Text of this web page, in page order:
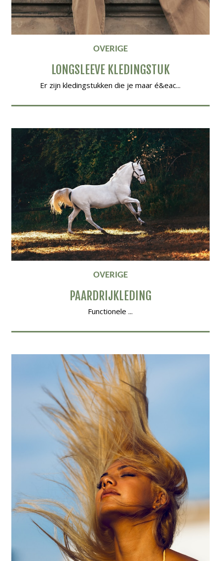
OVERIGE
LONGSLEEVE KLEDINGSTUK
Er zijn kledingstukken die je maar é&eac...
OVERIGE
PAARDRIJKLEDING
Functionele ...